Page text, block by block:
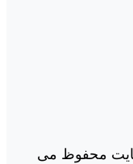
محفوظ می